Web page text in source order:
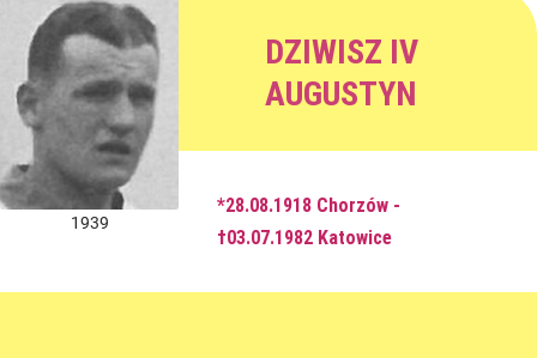
1939
DZIWISZ IV
AUGUSTYN
*28.08.1918 Chorzów -
†03.07.1982 Katowice